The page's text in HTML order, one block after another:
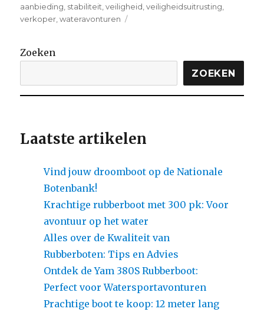
aanbieding stabiliteit ,veiligheid ,veiligheidsuitrusting
verkoper ,wateravonturen
Zoeken
ZOEKEN
Laatste artikelen
Vind jouw droomboot op de Nationale
Botenbank!
Krachtige rubberboot met 300 pk: Voor
avontuur op het water
Alles over de Kwaliteit van
Rubberboten: Tips en Advies
Ontdek de Yam 380S Rubberboot:
Perfect voor Watersportavonturen
Prachtige boot te koop: 12 meter lang